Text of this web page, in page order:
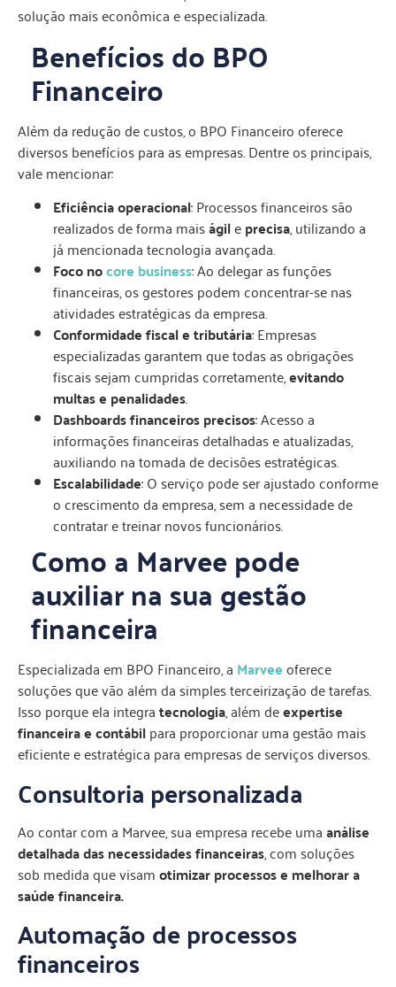
solução mais econômica e especializada.
Benefícios do BPO
Financeiro
Além da redução de custos, o BPO Financeiro oferece
diversos benefícios para as empresas. Dentre os principais,
vale mencionar:
Eficiência operacional: Processos financeiros são
realizados de forma maiságileprecisa, utilizando a
já mencionada tecnologia avançada.
Foco nocore business: Ao delegar as funções
financeiras, os gestores podem concentrar-se nas
atividades estratégicas da empresa.
Conformidade fiscal e tributária: Empresas
especializadas garantem que todas as obrigações
fiscais sejam cumpridas corretamente,evitando
multas e penalidades.
Dashboards financeiros precisos: Acesso a
informações financeiras detalhadas e atualizadas,
auxiliando na tomada de decisões estratégicas.
Escalabilidade: O serviço pode ser ajustado conforme
o crescimento da empresa, sem a necessidade de
contratar e treinar novos funcionários.
Como a Marvee pode
auxiliar na sua gestão
financeira
Especializada em BPO Financeiro, a Marveeoferece
soluções que vão além da simples terceirização de tarefas.
Isso porque ela integratecnologia, além deexpertise
financeira e contábilpara proporcionar uma gestão mais
eficiente e estratégica para empresas de serviços diversos.
Consultoria personalizada
Ao contar com a Marvee, sua empresa recebe umaanálise
detalhada das necessidades financeiras, com soluções
sob medida que visamotimizar processos e melhorar a
saúde financeira.
Automação de processos
financeiros